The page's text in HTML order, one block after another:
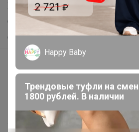
Хиты продаж
Самое желанное
Самое быстрое
Начать зарабатывать с 24-ok
Picabox.ru - Лучшее место для
Розыгрыш - Генератор случайных
Пульс нашего маркетплейса
Укорачиватель ссылок
Happy Baby
Трендовые туфли на
1800 рублей. В наличии